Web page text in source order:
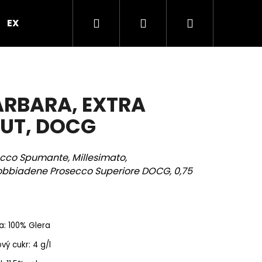
EXPRES PO PRAZE VEČÍREK V PROSEKÁRNĚ
Hledat PřihlášeníNákupní
EXTRA
DOCG
Spumante, Millesimato,
Prosecco Superiore DOCG, 0,75
100% Glera
cukr: 4 g/l